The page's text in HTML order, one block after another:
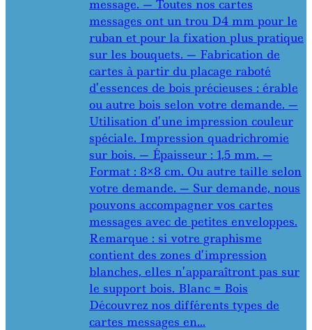
message. — Toutes nos cartes
messages ont un trou D4 mm pour le
ruban et pour la fixation plus pratique
sur les bouquets. — Fabrication de
cartes à partir du placage raboté
d’essences de bois précieuses : érable
ou autre bois selon votre demande. —
Utilisation d’une impression couleur
spéciale. Impression quadrichromie
sur bois. — Épaisseur : 1,5 mm. —
Format : 8×8 cm. Ou autre taille selon
votre demande. — Sur demande, nous
pouvons accompagner vos cartes
messages avec de petites enveloppes.
Remarque : si votre graphisme
contient des zones d’impression
blanches, elles n’apparaîtront pas sur
le support bois. Blanc = Bois
Découvrez nos différents types de
cartes messages en…